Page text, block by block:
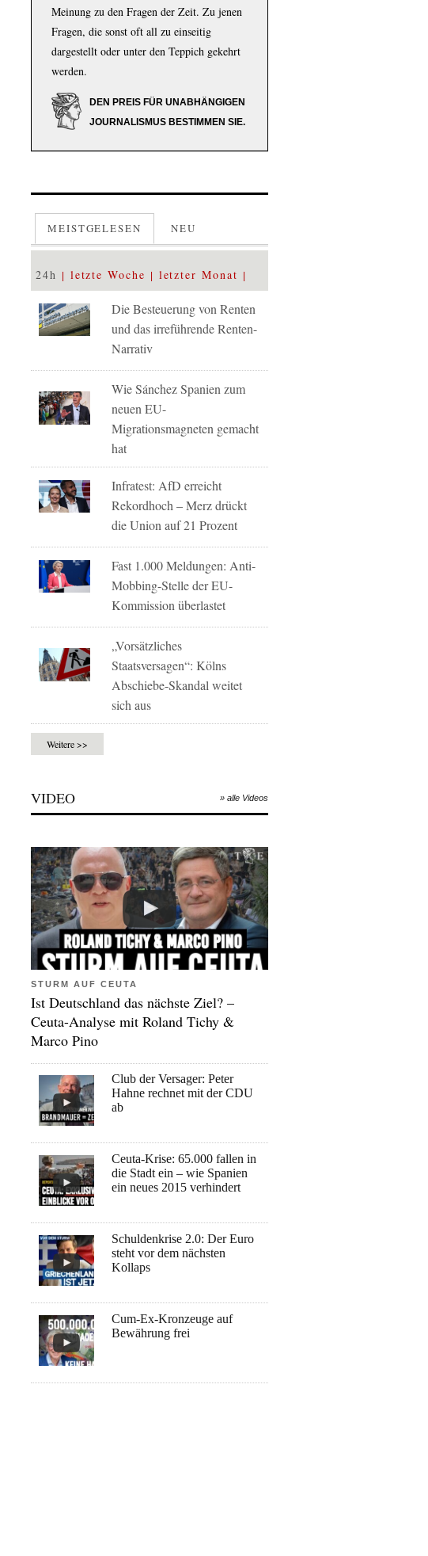
Meinung zu den Fragen der Zeit. Zu jenen
Fragen, die sonst oft all zu einseitig
dargestellt oder unter den Teppich gekehrt
werden.
DEN PREIS FÜR UNABHÄNGIGEN
JOURNALISMUS BESTIMMEN SIE.
MEISTGELESEN NEU
24h letzte Woche letzter Monat
Die Besteuerung von Renten
und das irreführende Renten-
Narrativ
Wie Sánchez Spanien zum
neuen EU-
Migrationsmagneten gemacht
hat
Infratest: AfD erreicht
Rekordhoch – Merz drückt
die Union auf 21 Prozent
Fast 1.000 Meldungen: Anti-
Mobbing-Stelle der EU-
Kommission überlastet
„Vorsätzliches
Staatsversagen“: Kölns
Abschiebe-Skandal weitet
sich aus
Weitere >>
VIDEO » alle Videos
STURM AUF CEUTA
Ist Deutschland das nächste Ziel? –
Ceuta-Analyse mit Roland Tichy &
Marco Pino
Club der Versager: Peter
Hahne rechnet mit der CDU
ab
Ceuta-Krise: 65.000 fallen in
die Stadt ein – wie Spanien
ein neues 2015 verhindert
Schuldenkrise 2.0: Der Euro
steht vor dem nächsten
Kollaps
Cum-Ex-Kronzeuge auf
Bewährung frei